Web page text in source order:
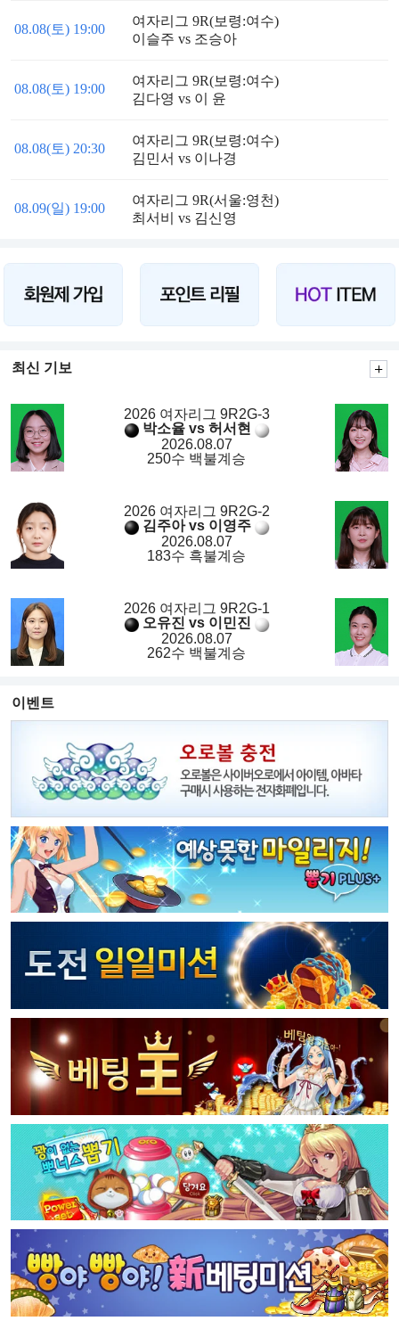
08.08(토) 19:00
여자리그 9R(보령:여수)
이슬주 vs 조승아
08.08(토) 19:00
여자리그 9R(보령:여수)
김다영 vs 이 윤
08.08(토) 20:30
여자리그 9R(보령:여수)
김민서 vs 이나경
08.09(일) 19:00
여자리그 9R(서울:영천)
최서비 vs 김신영
최신 기보
2026 여자리그 9R2G-3
박소율 vs 허서현
2026.08.07
250수 백불계승
2026 여자리그 9R2G-2
김주아 vs 이영주
2026.08.07
183수 흑불계승
2026 여자리그 9R2G-1
오유진 vs 이민진
2026.08.07
262수 백불계승
이벤트